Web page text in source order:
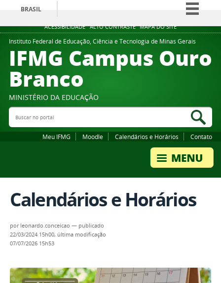
ACESSIBILIDADE ALTO CONTRASTE MAPA DO SITE
BRASIL
Simplifique!
Comunica BR
Participe
Instituto Federal de Educação, Ciência e Tecnologia de Minas Gerais
IFMG Campus Ouro
Branco
MINISTÉRIO DA EDUCAÇÃO
Buscar no portal
Meu IFMG Moodle Calendários e Horários Contato
Calendários e Horários
por leonardo.conceicao — publicado
22/03/2024 15h00, última modificação
07/07/2026 15h53